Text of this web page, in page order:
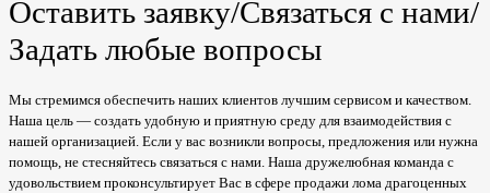
Оставить заявку/Связаться с нами/
Задать любые вопросы
Мы стремимся обеспечить наших клиентов лучшим сервисом и качеством.
Наша цель — создать удобную и приятную среду для взаимодействия с
нашей организацией. Если у вас возникли вопросы, предложения или нужна
помощь, не стесняйтесь связаться с нами. Наша дружелюбная команда с
удовольствием проконсультирует Вас в сфере продажи лома драгоценных